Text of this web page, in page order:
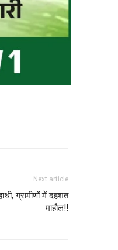
Next article
ग्रामीणों में दहशत
माहौल!!